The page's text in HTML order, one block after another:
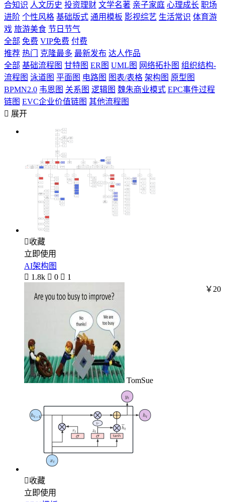
合知识 人文历史 投资理财 文学名著 亲子家庭 心理成长 职场
进阶 个性风格 基础版式 通用模板 影视综艺 生活常识 体育游
戏 旅游美食 节日节气
全部 免费 VIP免费 付费
推荐 热门 克隆最多 最新发布 达人作品
全部 基础流程图 甘特图 ER图 UML图 网络拓扑图 组织结构-
流程图 泳道图 平面图 电路图 图表/表格 架构图 原型图
BPMN2.0 韦恩图 关系图 逻辑图 魏朱商业模式 EPC事件过程
链图 EVC企业价值链图 其他流程图
 展开
收藏
立即使用
AI架构图
 1.8k  0  1
TomSue
￥20
收藏
立即使用